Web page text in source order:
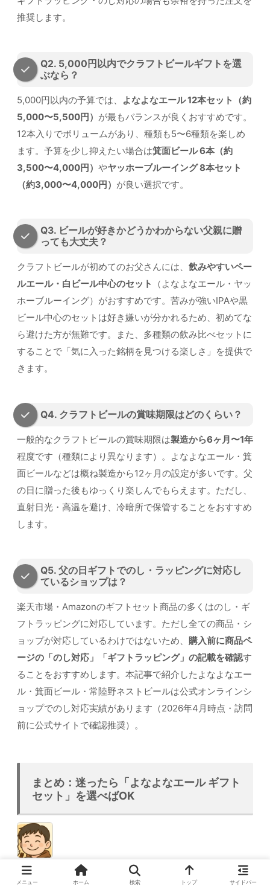
推奨します。
Q2. 5,000円以内でクラフトビールギフトを選
ぶなら？
5,000円以内の予算では、
よなよなエール 12本セット（約
5,000〜5,500円） が最もバランスが良くおすすめです。
12本入りでボリュームがあり、種類も5〜6種類を楽しめ
ます。予算を少し抑えたい場合は箕面ビール 6本（約
3,500〜4,000円） やヤッホーブルーイング 8本セット
（約3,000〜4,000円） が良い選択です。
Q3. ビールが好きかどうかわからない父親に贈
っても大丈夫？
クラフトビールが初めてのお父さんには、 飲みやすいペー
ルエール・白ビール中心のセット
（よなよなエール・ヤッ
ホーブルーイング）がおすすめです。苦みが強いIPAや黒
ビール中心のセットは好き嫌いが分かれるため、初めてな
ら避けた方が無難です。また、多種類の飲み比べセットに
することで「気に入った銘柄を見つける楽しさ」を提供で
きます。
Q4. クラフトビールの賞味期限はどのくらい？
一般的なクラフトビールの賞味期限は製造から6ヶ月〜1年
程度です（種類により異なります）。よなよなエール・箕
面ビールなどは概ね製造から12ヶ月の設定が多いです。父
の日に贈った後もゆっくり楽しんでもらえます。ただし、
直射日光・高温を避け、冷暗所で保管することをおすすめ
します。
Q5. 父の日ギフトでのし・ラッピングに対応し
ているショップは？
楽天市場・Amazonのギフトセット商品の多くはのし・ギ
フトラッピングに対応しています。ただし全ての商品・シ
ョップが対応しているわけではないため、 購入前に商品ペ
ージの「のし対応」「ギフトラッピング」の記載を確認す
ることをおすすめします。本記事で紹介したよなよなエー
ル・箕面ビール・常陸野ネストビールは公式オンラインシ
ョップでのし対応実績があります（2026年4月時点・訪問
前に公式サイトで確認推奨）。
まとめ：迷ったら「よなよなエール ギフト
セット」を選べばOK
父の日ギフトで迷ったら、レビュー件数と評価の実績があ
メニュー ホーム 検索 トップ サイドバー